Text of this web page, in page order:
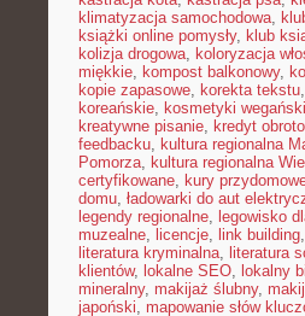
klimatyzacja samochodowa,
książki online pomysły, klub
kolizja drogowa, koloryzacja
miękkie, kompost balkonowy,
kopie zapasowe, korekta tekstu,
koreańskie, kosmetyki
kreatywne pisanie, kredyt
feedbacku, kultura regionalna
Pomorza, kultura regionalna
certyfikowane, kury
domu, ładowarki do aut
legendy regionalne, legowisko
muzealne, licencje, link building,
literatura kryminalna, literatura
klientów, lokalne SEO, lokalny
mineralny, makijaż ślubny,
japoński, mapowanie słów